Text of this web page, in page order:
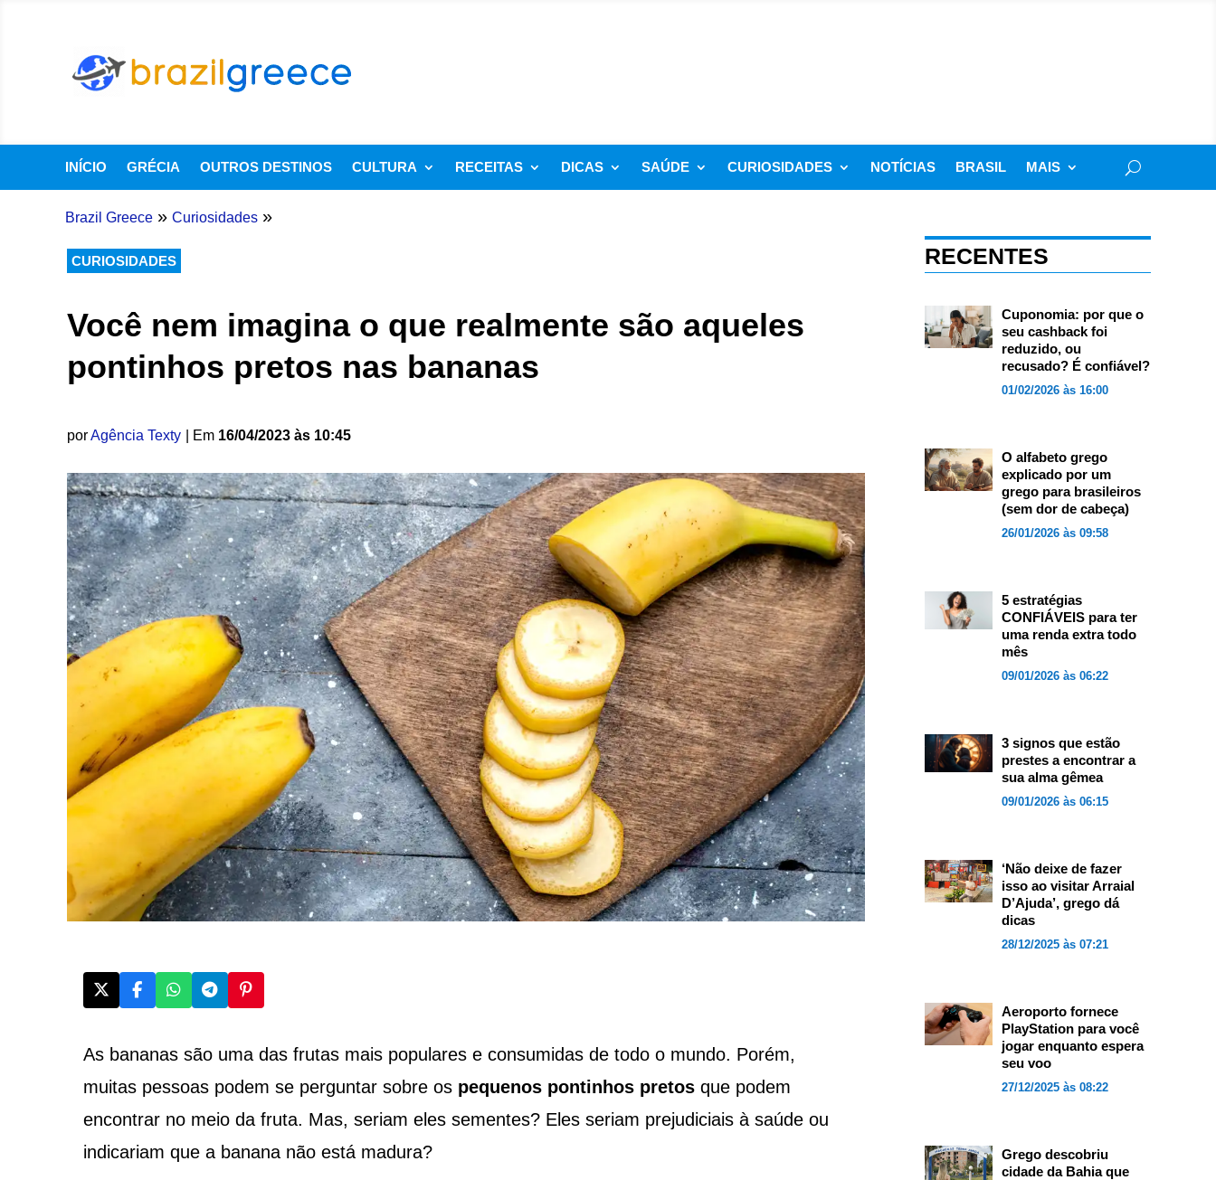
INÍCIO GRÉCIA OUTROS DESTINOS CULTURA RECEITAS DICAS SAÚDE CURIOSIDADES NOTÍCIAS BRASIL MAIS
Brazil Greece » Curiosidades »
CURIOSIDADES
Você nem imagina o que realmente são aqueles
pontinhos pretos nas bananas
porAgência Texty | Em 16/04/2023 às 10:45
As bananas são uma das frutas mais populares e consumidas de todo o mundo. Porém,
muitas pessoas podem se perguntar sobre os pequenos pontinhos pretosque podem
encontrar no meio da fruta. Mas, seriam eles sementes? Eles seriam prejudiciais à saúde ou
indicariam que a banana não está madura?
RECENTES
Cuponomia: por que o
seu cashback foi
reduzido, ou
recusado? É confiável?
01/02/2026 às 16:00
O alfabeto grego
explicado por um
grego para brasileiros
(sem dor de cabeça)
26/01/2026 às 09:58
5 estratégias
CONFIÁVEIS para ter
uma renda extra todo
mês
09/01/2026 às 06:22
3 signos que estão
prestes a encontrar a
sua alma gêmea
09/01/2026 às 06:15
‘Não deixe de fazer
isso ao visitar Arraial
D’Ajuda’, grego dá
dicas
28/12/2025 às 07:21
Aeroporto fornece
PlayStation para você
jogar enquanto espera
seu voo
27/12/2025 às 08:22
Grego descobriu
cidade da Bahia que